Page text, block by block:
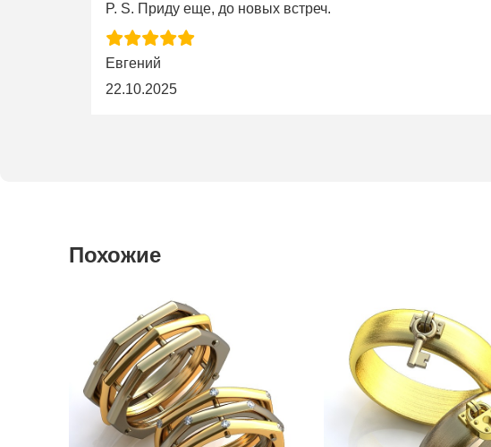
P. S. Приду еще, до новых встреч.
Евгений
22.10.2025
Похожие